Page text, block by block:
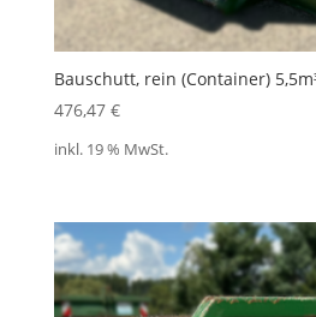
Bauschutt, rein (Container)
476,47 €
inkl. 19 % MwSt.